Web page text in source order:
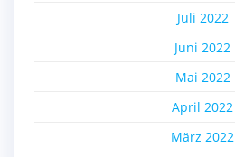
Juli 2022
Juni 2022
Mai 2022
April 2022
März 2022